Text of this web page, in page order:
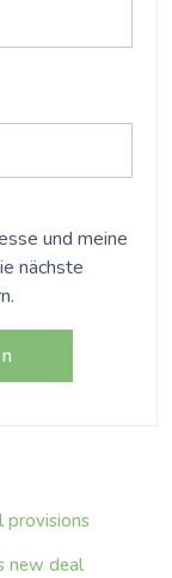
und meine
nächste
provisions
new deal